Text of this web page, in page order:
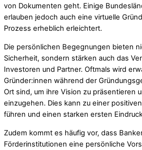
von Dokumenten geht. Einige
erlauben jedoch auch eine virtuelle
Prozess erheblich erleichtert.
Die persönlichen Begegnungen bieten
Sicherheit, sondern stärken auch das
Investoren und Partner. Oftmals wird
Gründer:innen während der
Ort sind, um ihre Vision zu präsentieren
einzugehen. Dies kann zu einer
führen und einen starken ersten
Zudem kommt es häufig vor, dass
Förderinstitutionen eine persönliche